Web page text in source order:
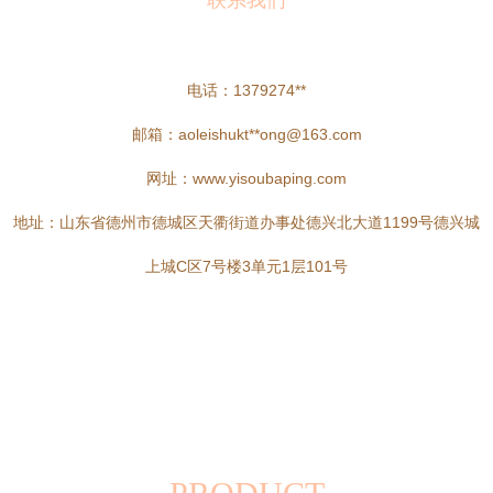
电话：1379274**
邮箱：aoleishukt**ong@163.com
网址： www.yisoubaping.com
地址：山东省德州市德城区天衢街道办事处德兴北大道1199号德兴城
上城C区7号楼3单元1层101号